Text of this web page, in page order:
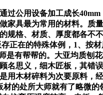
公用设备加工成长40mm
具最为常用的材料。质
规格、材质、厚度都各不
正在的特殊体例，1、按
是有帮帮的。大亚均质刨
名思义，细木匠板，其错
用木材碎料为次要原料，
的处所大师就有了略微